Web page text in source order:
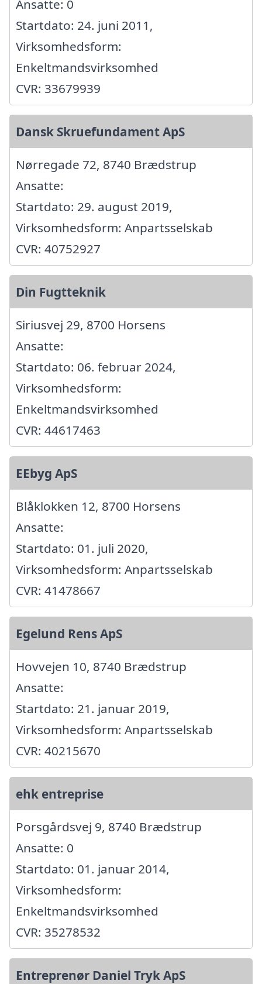
Ansatte: 0
Startdato: 24. juni 2011,
Virksomhedsform:
Enkeltmandsvirksomhed
CVR: 33679939
Dansk Skruefundament ApS
Nørregade 72, 8740 Brædstrup
Ansatte:
Startdato: 29. august 2019,
Virksomhedsform: Anpartsselskab
CVR: 40752927
Din Fugtteknik
Siriusvej 29, 8700 Horsens
Ansatte:
Startdato: 06. februar 2024,
Virksomhedsform:
Enkeltmandsvirksomhed
CVR: 44617463
EEbyg ApS
Blåklokken 12, 8700 Horsens
Ansatte:
Startdato: 01. juli 2020,
Virksomhedsform: Anpartsselskab
CVR: 41478667
Egelund Rens ApS
Hovvejen 10, 8740 Brædstrup
Ansatte:
Startdato: 21. januar 2019,
Virksomhedsform: Anpartsselskab
CVR: 40215670
ehk entreprise
Porsgårdsvej 9, 8740 Brædstrup
Ansatte: 0
Startdato: 01. januar 2014,
Virksomhedsform:
Enkeltmandsvirksomhed
CVR: 35278532
Entreprenør Daniel Tryk ApS